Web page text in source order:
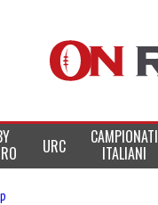
URC CAMPIONATI
ITALIANI